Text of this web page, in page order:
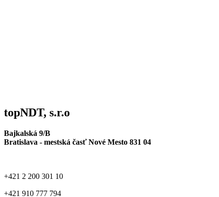
topNDT, s.r.o
Bajkalská 9/B
Bratislava - mestská časť Nové Mesto 831 04
+421 2 200 301 10
+421 910 777 794